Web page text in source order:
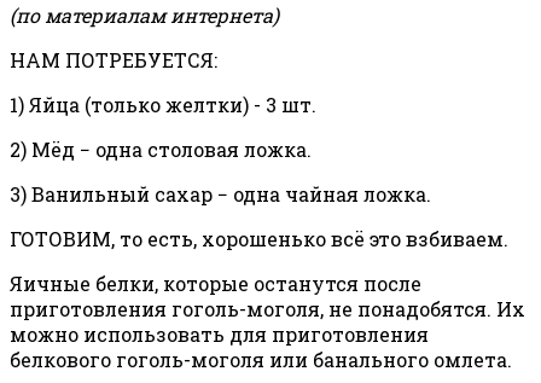
(по материалам интернета)
НАМ ПОТРЕБУЕТСЯ:
1) Яйца (только желтки) - 3 шт.
2) Мёд − одна столовая ложка.
3) Ванильный сахар − одна чайная ложка.
ГОТОВИМ, то есть, хорошенько всё это взбиваем.
Яичные белки, которые останутся после
приготовления гоголь-моголя, не понадобятся. Их
можно использовать для приготовления
белкового гоголь-моголя или банального омлета.